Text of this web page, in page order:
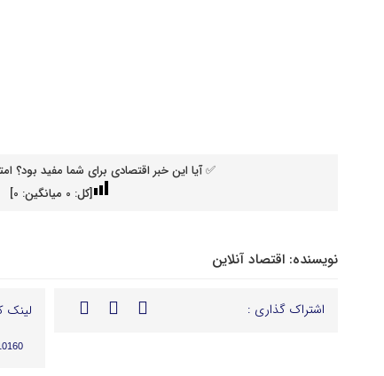
✅ آیا این خبر اقتصادی برای شما مفید بود؟
[کل: 0 میانگین: 0
]
نویسنده: اقتصاد آنلاین
اشتراک گذاری : لینک